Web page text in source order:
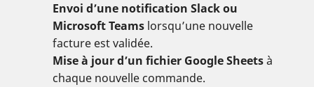
Envoi d’une notification Slack ou
Microsoft Teams lorsqu’une nouvelle
facture est validée.
Mise à jour d’un fichier Google Sheetsà
chaque nouvelle commande.